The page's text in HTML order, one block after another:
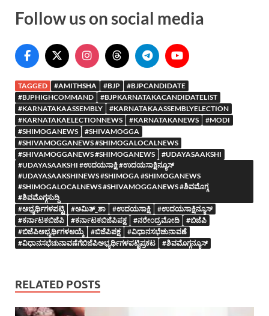
Follow us on social media
TAGGED #AMITHSHA #BJP
#BJPCANDIDATE
#BJPHIGHCOMMAND
#BJPKARNATAKACANDIDATELIST
#KARNATAKAASSEMBLY
#KARNATAKAASSEMBLYELECTION
#KARNATAKAELECTIONNEWS
#KARNATAKANEWS
#MODI
#SHIMOGANEWS
#SHIVAMOGGA
#SHIVAMOGGANEWS #SHIMOGALOCALNEWS
#SHIVAMOGGANEWS #SHIMOGANEWS
#UDAYASAAKSHI
#UDAYASAAKSHI #ಉದಯಸಾಕ್ಷಿ #ಉದಯಸಾಕ್ಷಿನ್ಯೂಸ್
#UDAYASAAKSHINEWS #SHIMOGA #SHIMOGANEWS
#SHIMOGALOCALNEWS #SHIVAMOGGANEWS #ಶಿವಮೊಗ್ಗ
#ಶಿವಮೊಗ್ಗಸುದ್ದಿ
#ಅಭ್ಯರ್ಥಿಗಳಪಟ್ಟಿ
#ಅಮಿತ್_ಶಾ #ಉದಯಸಾಕ್ಷಿ
#ಉದಯಸಾಕ್ಷಿನ್ಯೂಸ್
#ಕರ್ನಾಟಕಬಿಜೆಪಿ
#ಕರ್ನಾಟಕಬಿಜೆಪಿಪಕ್ಷ #ನರೇಂದ್ರಮೋದಿ
#ಬಿಜೆಪಿ
#ಬಿಜೆಪಿಅಭ್ಯರ್ಥಿಗಳಆಯ್ಕೆ
#ಬಿಜೆಪಿಪಕ್ಷ
#ವಿಧಾನಸಭೆಚುನಾವಣೆ
#ವಿಧಾನಸಭೆಚುನಾವಣೆಗೆಬಿಜೆಪಿಅಭ್ಯರ್ಥಿಗಳಪಟ್ಟಿಪ್ರಕಟ
#ಶಿವಮೊಗ್ಗನ್ಯೂಸ್
RELATED POSTS